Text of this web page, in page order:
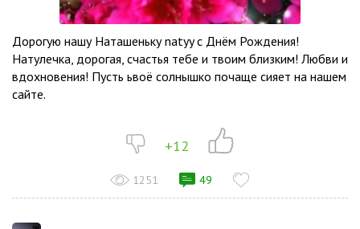
Дорогую нашу Наташеньку natyy с Днём Рождения!
Натулечка, дорогая, счастья тебе и твоим близким! Любви и
вдохновения! Пусть ьвоё солнышко почаще сияет на нашем
сайте.
+12
1251 49